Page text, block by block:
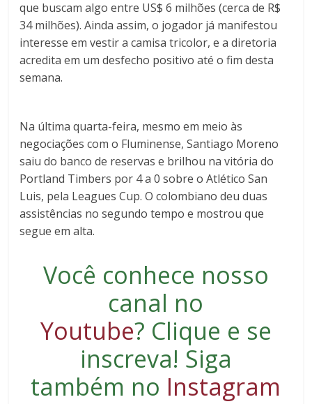
que buscam algo entre US$ 6 milhões (cerca de R$
34 milhões). Ainda assim, o jogador já manifestou
interesse em vestir a camisa tricolor, e a diretoria
acredita em um desfecho positivo até o fim desta
semana.
Na última quarta-feira, mesmo em meio às
negociações com o Fluminense, Santiago Moreno
saiu do banco de reservas e brilhou na vitória do
Portland Timbers por 4 a 0 sobre o Atlético San
Luis, pela Leagues Cup. O colombiano deu duas
assistências no segundo tempo e mostrou que
segue em alta.
Você conhece nosso
canal no
Youtube? Clique e se
inscreva! Siga
também no Instagram